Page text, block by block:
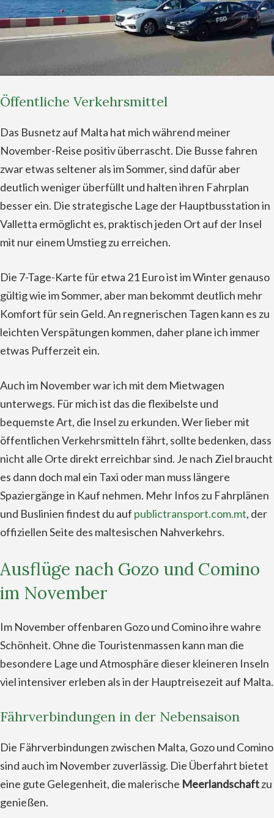
Öffentliche Verkehrsmittel
Das Busnetz auf Malta hat mich während meiner
November-Reise positiv überrascht. Die Busse fahren
zwar etwas seltener als im Sommer, sind dafür aber
deutlich weniger überfüllt und halten ihren Fahrplan
besser ein. Die strategische Lage der Hauptbusstation in
Valletta ermöglicht es, praktisch jeden Ort auf der Insel
mit nur einem Umstieg zu erreichen.
Die 7-Tage-Karte für etwa 21 Euro ist im Winter genauso
gültig wie im Sommer, aber man bekommt deutlich mehr
Komfort für sein Geld. An regnerischen Tagen kann es zu
leichten Verspätungen kommen, daher plane ich immer
etwas Pufferzeit ein.
Auch im November war ich mit dem Mietwagen
unterwegs. Für mich ist das die flexibelste und
bequemste Art, die Insel zu erkunden. Wer lieber mit
öffentlichen Verkehrsmitteln fährt, sollte bedenken, dass
nicht alle Orte direkt erreichbar sind. Je nach Ziel braucht
es dann doch mal ein Taxi oder man muss längere
Spaziergänge in Kauf nehmen. Mehr Infos zu Fahrplänen
und Buslinien findest du auf publictransport.com.mt, der
offiziellen Seite des maltesischen Nahverkehrs.
Ausflüge nach Gozo und Comino
im November
Im November offenbaren Gozo und Comino ihre wahre
Schönheit. Ohne die Touristenmassen kann man die
besondere Lage und Atmosphäre dieser kleineren Inseln
viel intensiver erleben als in der Hauptreisezeit auf Malta.
Fährverbindungen in der Nebensaison
Die Fährverbindungen zwischen Malta, Gozo und Comino
sind auch im November zuverlässig. Die Überfahrt bietet
eine gute Gelegenheit, die malerische Meerlandschaftzu
genießen.